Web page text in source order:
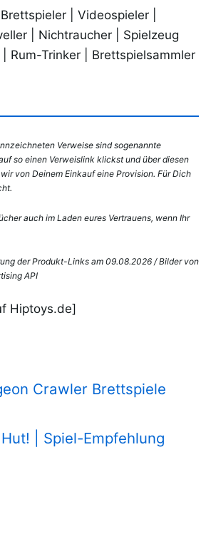
| Videospieler |
| Nichtraucher | Spielzeug
Rum-Trinker | Brettspielsammler
Verweise sind sogenannte
so einen Verweislink klickst und über diesen
von Deinem Einkauf eine Provision. Für Dich
auch im Laden eures Vertrauens, wenn Ihr
der Produkt-Links am 09.08.2026 /Bilder von
API
Hiptoys.de]
Crawler Brettspiele
| Spiel-Empfehlung